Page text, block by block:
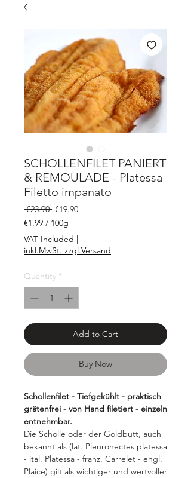
SCHOLLENFILET PANIERT
& REMOULADE - Platessa
Filetto impanato
€23.90 Regular
Price
€19.90Sale
€1.99 / 100g
€1.99
per
100
VAT Included |
inkl.MwSt. zzgl.Versand
Quantity *
Add to Cart
Buy Now
Schollenfilet - Tiefgekühlt - praktisch
grätenfrei - von Hand filetiert - einzeln
entnehmbar.
Die Scholle oder der Goldbutt, auch
bekannt als (lat. Pleuronectes platessa
- ital. Platessa - franz. Carrelet - engl.
Plaice) gilt als wichtiger und wertvoller